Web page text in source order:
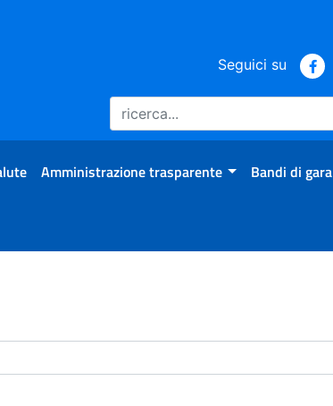
Seguici su
Amministrazione trasparente Bandi di gara